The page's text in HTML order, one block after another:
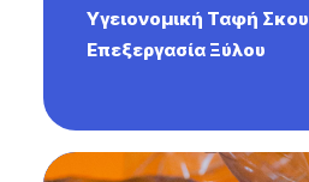
Υγειονομική Ταφή
Επεξεργασία Ξύλου